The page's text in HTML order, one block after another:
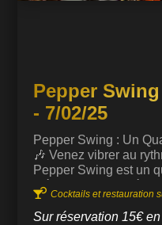
Pepper
- 7/02/25
Pepper Swing : Un
🎶 Venez vibrer au
Pepper Swing est un
d’énergie composé
Tastet à la guitare,
contrebasse, et de la
 Cocktails et restauration
Sur réservation 15€